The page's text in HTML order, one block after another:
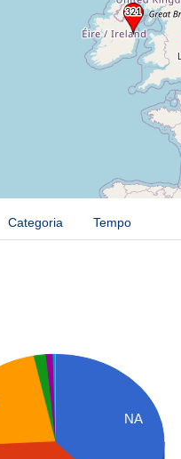
Categoria Tempo
NA